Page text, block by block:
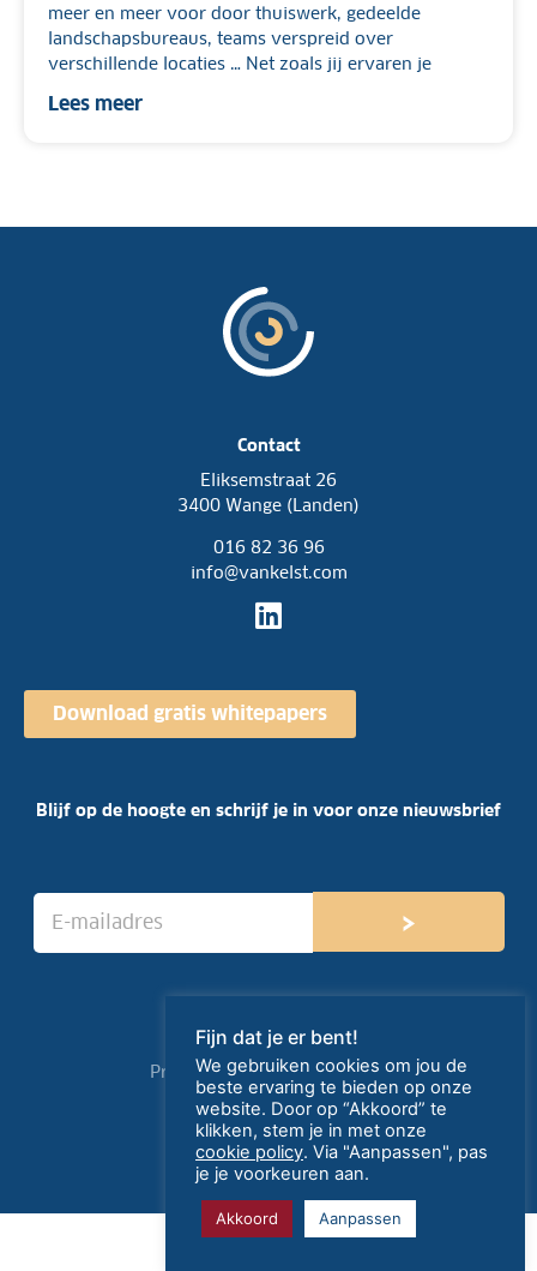
meer en meer voor door thuiswerk, gedeelde
landschapsbureaus, teams verspreid over
verschillende locaties … Net zoals jij ervaren je
Lees meer
Contact
Eliksemstraat 26
3400 Wange (Landen)
016 82 36 96
info@vankelst.com
Download gratis whitepapers
Blijf op de hoogte en schrijf je in voor onze nieuwsbrief
E
m
›
Privacy- en cookieverklaring
created by HiPPO
Fijn dat je er bent!
We gebruiken cookies om jou de
beste ervaring te bieden op onze
website. Door op “Akkoord” te
klikken, stem je in met onze
cookie policy. Via "Aanpassen", pas
je je voorkeuren aan.
Akkoord Aanpassen